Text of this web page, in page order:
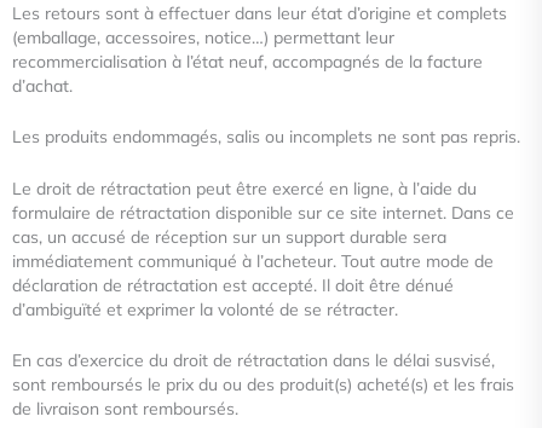
Les retours sont à effectuer dans leur état d’origine et complets
(emballage, accessoires, notice…) permettant leur
recommercialisation à l’état neuf, accompagnés de la facture
d’achat.
Les produits endommagés, salis ou incomplets ne sont pas repris.
Le droit de rétractation peut être exercé en ligne, à l’aide du
formulaire de rétractation disponible sur ce site internet. Dans ce
cas, un accusé de réception sur un support durable sera
immédiatement communiqué à l’acheteur. Tout autre mode de
déclaration de rétractation est accepté. Il doit être dénué
d’ambiguïté et exprimer la volonté de se rétracter.
En cas d’exercice du droit de rétractation dans le délai susvisé,
sont remboursés le prix du ou des produit(s) acheté(s) et les frais
de livraison sont remboursés.